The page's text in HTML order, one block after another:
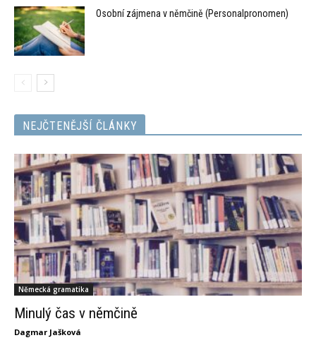
Osobní zájmena v němčině (Personalpronomen)
NEJČTENĚJŠÍ ČLÁNKY
Německá gramatika
Minulý čas v němčině
Dagmar Jašková